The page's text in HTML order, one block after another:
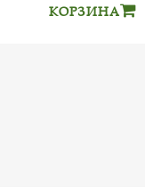
КОРЗИНА